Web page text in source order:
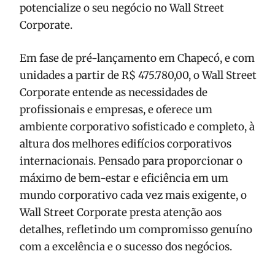
potencialize o seu negócio no Wall Street
Corporate.
Em fase de pré-lançamento em Chapecó, e com
unidades a partir de R$ 475.780,00, o Wall Street
Corporate entende as necessidades de
profissionais e empresas, e oferece um
ambiente corporativo sofisticado e completo, à
altura dos melhores edifícios corporativos
internacionais. Pensado para proporcionar o
máximo de bem-estar e eficiência em um
mundo corporativo cada vez mais exigente, o
Wall Street Corporate presta atenção aos
detalhes, refletindo um compromisso genuíno
com a excelência e o sucesso dos negócios.